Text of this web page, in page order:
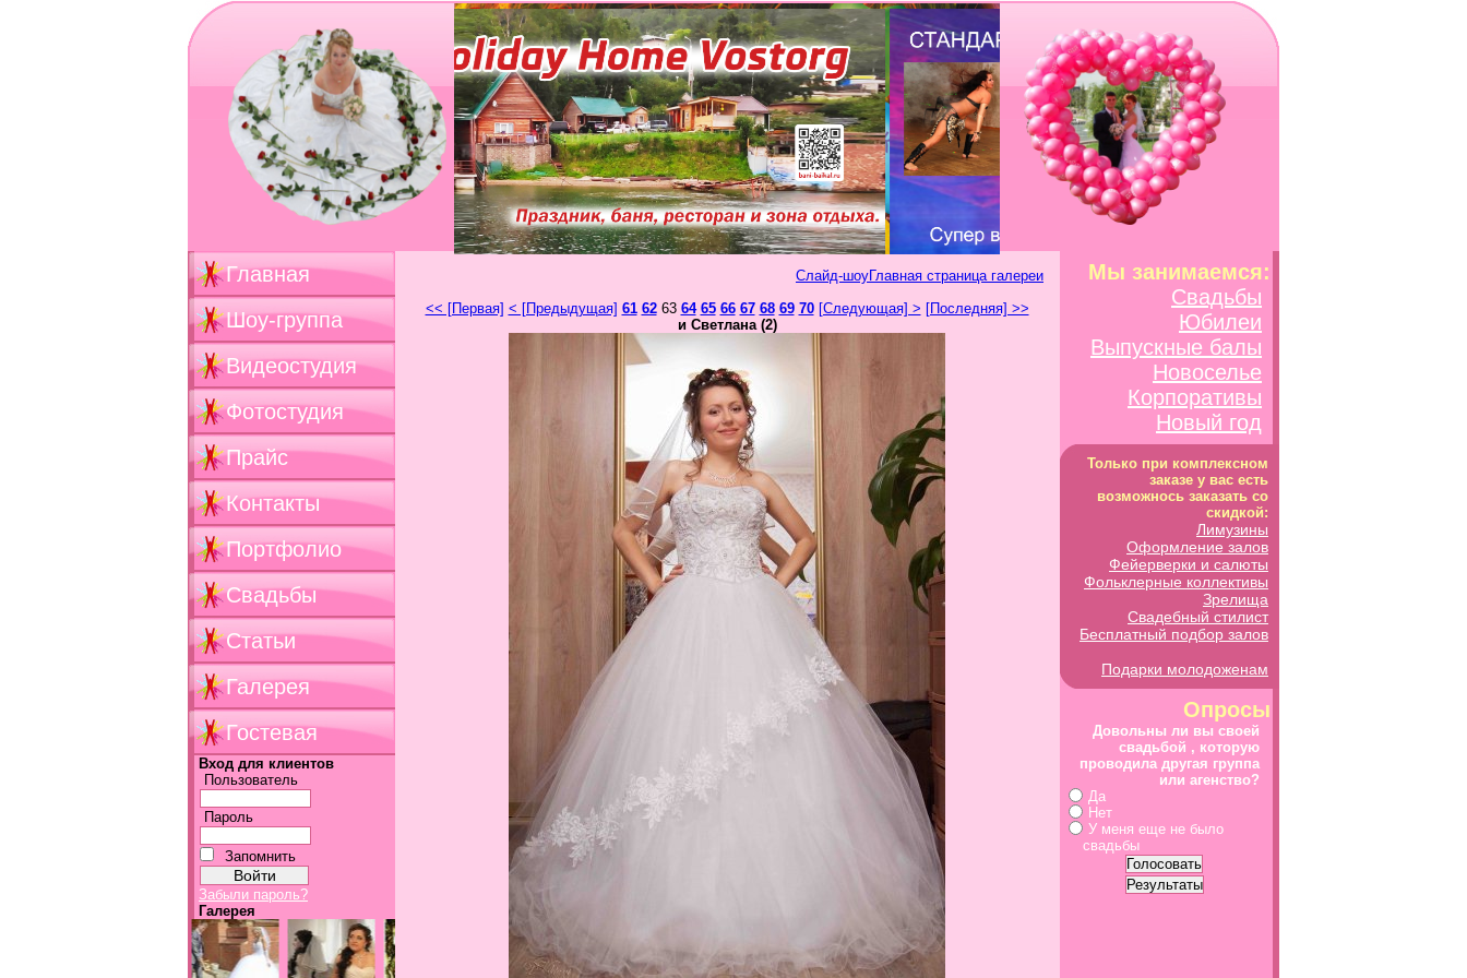
Главная
Шоу-группа
Видеостудия
Фотостудия
Прайс
Контакты
Портфолио
Свадьбы
Статьи
Галерея
Гостевая
Вход для клиентов
Пользователь
Пароль
Запомнить
Забыли пароль?
Галерея
Главная страница галереи
Слайд-шоу
<< [Первая] < [Предыдущая] 61 62 63 64 65 66 67 68 69 70 [Следующая] > [Последняя] >>
и Светлана (2)
Мы занимаемся:
Свадьбы
Юбилеи
Выпускные балы
Новоселье
Корпоративы
Новый год
Только при комплексном
заказе у вас есть
возможнось заказать со
скидкой:
Лимузины
Оформление залов
Фейерверки и салюты
Фольклерные коллективы
Зрелища
Свадебный стилист
Бесплатный подбор залов
Подарки молодоженам
Опросы
Довольны ли вы своей
свадьбой , которую
проводила другая группа
или агенство?
Да
Нет
У меня еще не было
свадьбы